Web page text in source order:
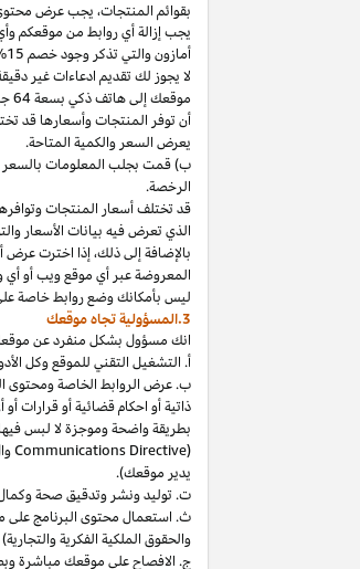
بقوائم المنتجات، يجب عرض
يجب إزالة أي روابط من موقعكم
أمازون والتي تذكر وجود خصم 15% على منتجات
لا يجوز لك تقديم ادعاءاتغير
موقعكإلىهاتفذكي بسعة
أن توفر المنتجات وأسعارها قد
يعرض السعر والكمية المتاحة.
ب) قمت بجلب المعلومات بالسعر
الرخصة.
قد تختلف أسعار المنتجات
الذي تعرض فيه بيانات الأسعار
بالإضافة إلىذلك، إذا اخترتعرض
المعروضةعبر أي موقعويبأوأي
ليس بأمكانكوضع روابط خاصة
3.المسؤولية تجاه موقعك
انك مسؤول بشكل منفرد عن
أ. التشغيل التقني للموقع وكل
ب. عرض الروابط الخاصة ومحتوى
ذاتية أو احكام قضائية أو
بطريقة واضحة وموجزة لا لبس
Communications Directive) وال
يدير موقعك).
ت. توليد ونشر وتدقيق صحة
ث. استعمال محتوى البرنامج على
والحقوق الملكية الفكرية
ج. الافصاح على موقعك مباشرة